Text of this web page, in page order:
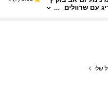
עם שרוולים
שלי